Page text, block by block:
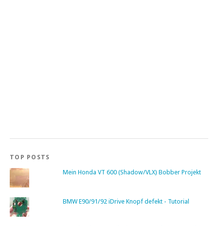
TOP POSTS
Mein Honda VT 600 (Shadow/VLX) Bobber Projekt
BMW E90/91/92 iDrive Knopf defekt - Tutorial